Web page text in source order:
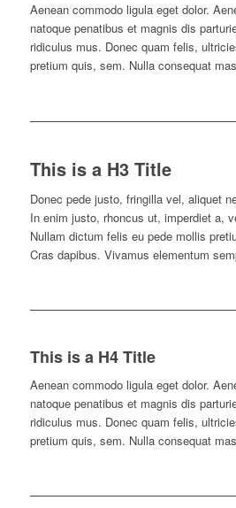
Aenean commodo ligula eget dolor.
natoque penatibus et magnis dis
ridiculus mus. Donec quam felis,
pretium quis, sem. Nulla consequat
This is a H3 Title
Donec pede justo, fringilla vel, aliquet
In enim justo, rhoncus ut, imperdiet a,
Nullam dictum felis eu pede mollis
Cras dapibus. Vivamus elementum
This is a H4 Title
Aenean commodo ligula eget dolor.
natoque penatibus et magnis dis
ridiculus mus. Donec quam felis,
pretium quis, sem. Nulla consequat